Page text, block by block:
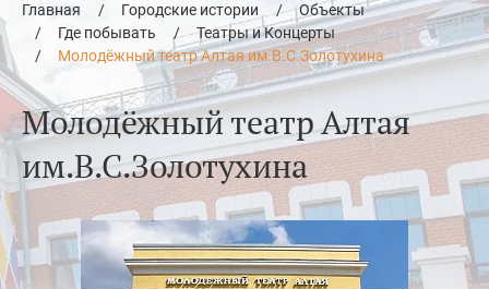
Главная
/ Городские истории /
Объекты
/
Где побывать /
Театры и Концерты
/
Молодёжный театр Алтая им.В.С.Золотухина
Молодёжный театр Алтая
им.В.С.Золотухина